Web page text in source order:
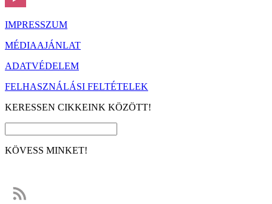
IMPRESSZUM
MÉDIAAJÁNLAT
ADATVÉDELEM
FELHASZNÁLÁSI FELTÉTELEK
KERESSEN CIKKEINK KÖZÖTT!
KÖVESS MINKET!